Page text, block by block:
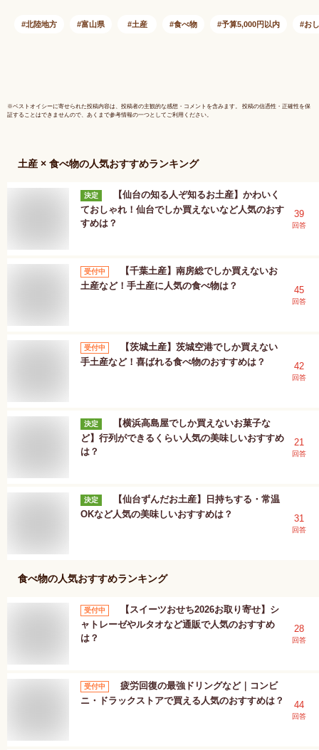
お中元 御中元 夏ギ
ト 美味しい
北陸地方 富山県 土産 食べ物 予算5,000円以内 お
※ベストオイシーに寄せられた投稿内容は、投稿者の主観的な感想・コメントを含みます。 投稿の信憑性・正確性を保
証することはできませんので、あくまで参考情報の一つとしてご利用ください。
土産 × 食べ物の人気おすすめランキング
決定
【仙台の知る人ぞ知るお土産】かわいく
ておしゃれ！仙台でしか買えないなど人気のおす
すめは？
39
回答
受付中
【千葉土産】南房総でしか買えないお
土産など！手土産に人気の食べ物は？
45
回答
受付中
【茨城土産】茨城空港でしか買えない
手土産など！喜ばれる食べ物のおすすめは？
42
回答
決定
【横浜高島屋でしか買えないお菓子な
ど】行列ができるくらい人気の美味しいおすすめ
は？
21
回答
決定
【仙台ずんだお土産】日持ちする・常温
OKなど人気の美味しいおすすめは？
31
回答
食べ物の人気おすすめランキング
受付中
【スイーツおせち2026お取り寄せ】シ
ャトレーゼやルタオなど通販で人気のおすすめ
は？
28
回答
受付中
疲労回復の最強ドリングなど｜コンビ
ニ・ドラックストアで買える人気のおすすめは？
44
回答